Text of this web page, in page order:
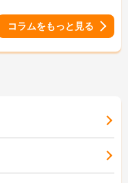
コラムをもっと見る